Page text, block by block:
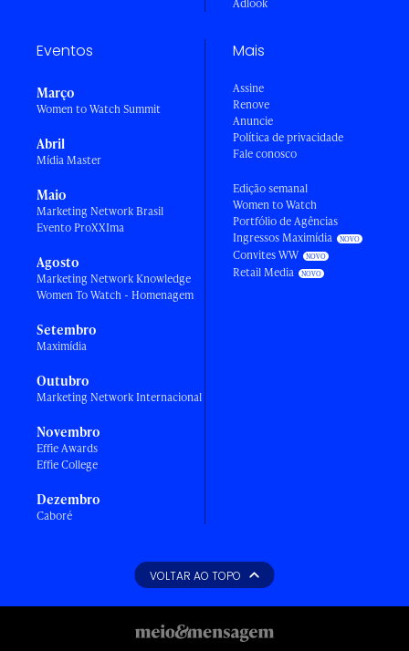
Adlook
Eventos
Março
Women to Watch Summit
Abril
Mídia Master
Maio
Marketing Network Brasil
Evento ProXXIma
Agosto
Marketing Network Knowledge
Women To Watch - Homenagem
Setembro
Maximídia
Outubro
Marketing Network Internacional
Novembro
Effie Awards
Effie College
Dezembro
Caboré
Mais
Assine
Renove
Anuncie
Política de privacidade
Fale conosco
Edição semanal
Women to Watch
Portfólio de Agências
Ingressos Maximídia
Convites WW
Retail Media
VOLTAR AO TOPO